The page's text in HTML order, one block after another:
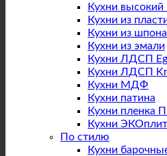
Кухни высокий
Кухни из
Кухни из шпона
Кухни из эмали
Кухни ЛДСП
Кухни ЛДСП
Кухни МДФ
Кухни патина
Кухни пленка
Кухни
По стилю
Кухни